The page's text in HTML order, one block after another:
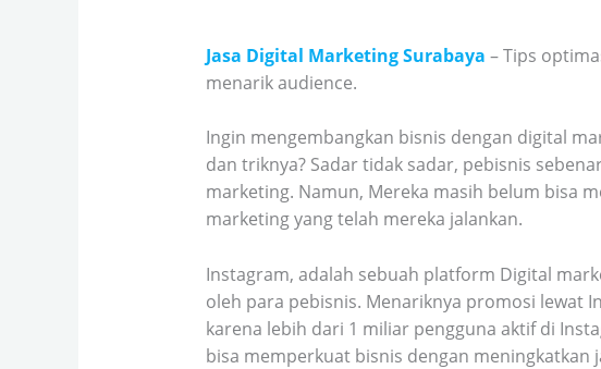
Jasa Digital Marketing Surabaya – Tips
menarik audience.
Ingin mengembangkan bisnis dengan digital
dan triknya? Sadar tidak sadar, pebisnis
marketing. Namun, Mereka masih belum bisa
marketing yang telah mereka jalankan.
Instagram, adalah sebuah platform Digital
oleh para pebisnis. Menariknya promosi lewat
karena lebih dari 1 miliar pengguna aktif di
bisa memperkuat bisnis dengan meningkatkan